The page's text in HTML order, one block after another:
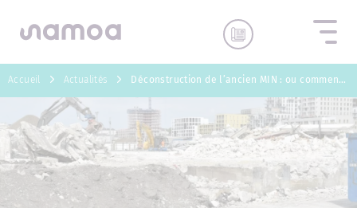
Accueil Actualités Déconstruction de l’ancien MIN : ou comment faire du neuf avec de l’ancien ?